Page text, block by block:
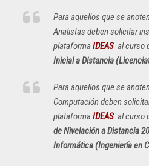
Para aquellos que se
Analistas deben solicitar
plataforma IDEAS al curso
Inicial a Distancia
Para aquellos que se
Computación deben
plataforma IDEAS al curso
de Nivelación a Distancia
Informática (Ingeniería en